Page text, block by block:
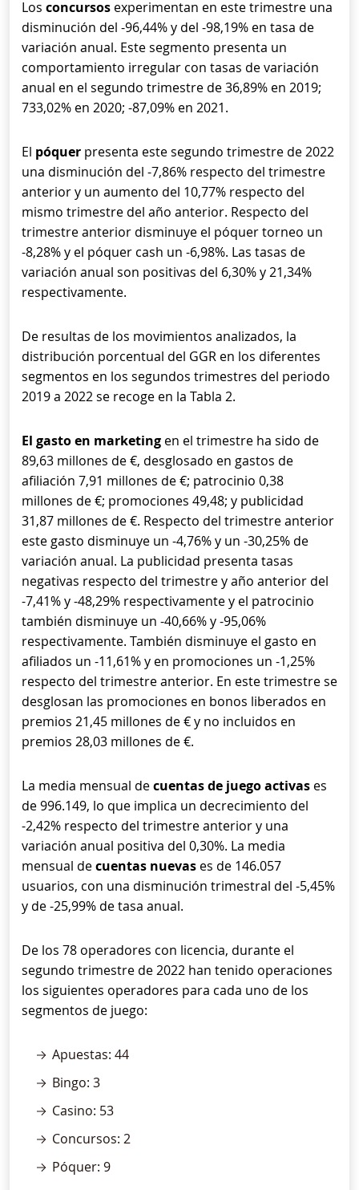
Los concursos experimentan en este trimestre una
disminución del -96,44% y del -98,19% en tasa de
variación anual. Este segmento presenta un
comportamiento irregular con tasas de variación
anual en el segundo trimestre de 36,89% en 2019;
733,02% en 2020; -87,09% en 2021.
El póquer presenta este segundo trimestre de 2022
una disminución del -7,86% respecto del trimestre
anterior y un aumento del 10,77% respecto del
mismo trimestre del año anterior. Respecto del
trimestre anterior disminuye el póquer torneo un
-8,28% y el póquer cash un -6,98%. Las tasas de
variación anual son positivas del 6,30% y 21,34%
respectivamente.
De resultas de los movimientos analizados, la
distribución porcentual del GGR en los diferentes
segmentos en los segundos trimestres del periodo
2019 a 2022 se recoge en la Tabla 2.
El gasto en marketing en el trimestre ha sido de
89,63 millones de €, desglosado en gastos de
afiliación 7,91 millones de €; patrocinio 0,38
millones de €; promociones 49,48; y publicidad
31,87 millones de €. Respecto del trimestre anterior
este gasto disminuye un -4,76% y un -30,25% de
variación anual. La publicidad presenta tasas
negativas respecto del trimestre y año anterior del
-7,41% y -48,29% respectivamente y el patrocinio
también disminuye un -40,66% y -95,06%
respectivamente. También disminuye el gasto en
afiliados un -11,61% y en promociones un -1,25%
respecto del trimestre anterior. En este trimestre se
desglosan las promociones en bonos liberados en
premios 21,45 millones de € y no incluidos en
premios 28,03 millones de €.
La media mensual decuentas de juego activas es
de 996.149, lo que implica un decrecimiento del
-2,42% respecto del trimestre anterior y una
variación anual positiva del 0,30%. La media
mensual decuentas nuevas es de 146.057
usuarios, con una disminución trimestral del -5,45%
y de -25,99% de tasa anual.
De los 78 operadores con licencia, durante el
segundo trimestre de 2022 han tenido operaciones
los siguientes operadores para cada uno de los
segmentos de juego:
Apuestas: 44
Bingo: 3
Casino: 53
Concursos: 2
Póquer: 9